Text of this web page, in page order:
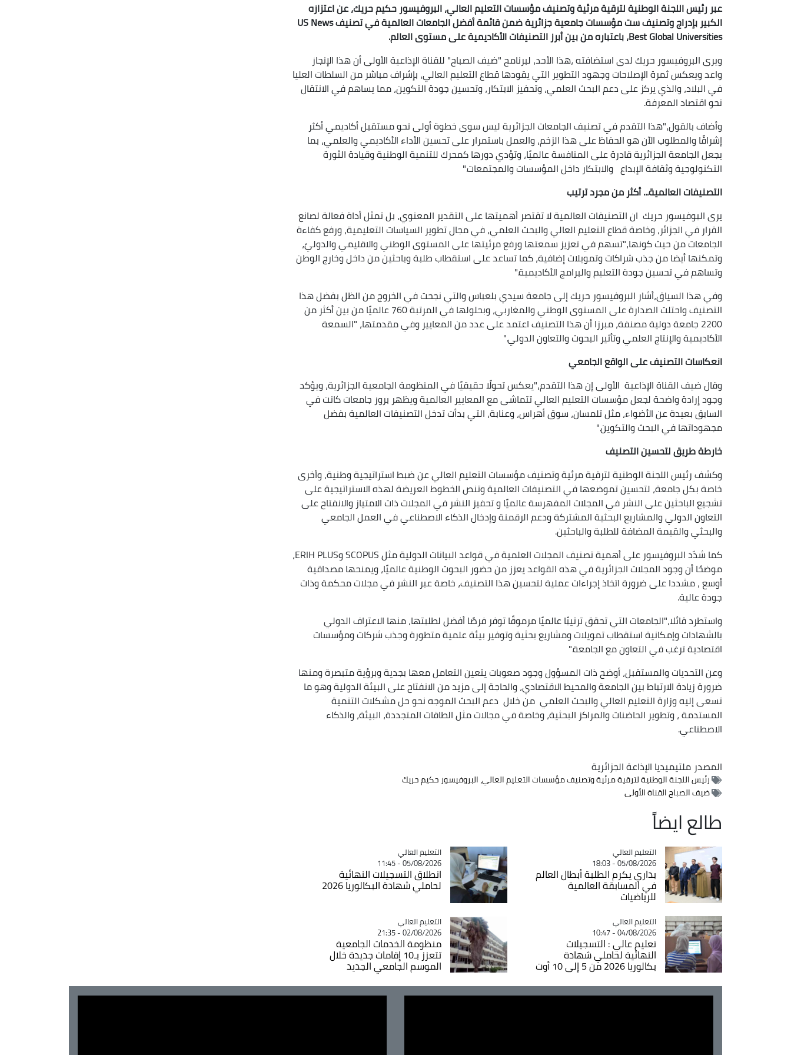
عبر رئيس اللجنة الوطنية لترقية مرئية وتصنيف مؤسسات التعليم العالي، البروفيسور حكيم حريك، عن اعتزازه
الكبير بإدراج وتصنيف ست مؤسسات جامعية جزائرية ضمن قائمة أفضل الجامعات العالمية في تصنيف US News
Best Global Universities، باعتباره من بين أبرز التصنيفات الأكاديمية على مستوى العالم.
ويرى البروفيسور حريك لدى استضافته ،هذا الأحد، لبرنامح "ضيف الصباح" للقناة الإذاعية الأولى أن هذا الإنجاز
واعد ويعكس ثمرة الإصلاحات وجهود التطوير التي يقودها قطاع التعليم العالي، بإشراف مباشر من السلطات العليا
في البلاد، والذي يركز على دعم البحث العلمي، وتحفيز الابتكار، وتحسين جودة التكوين، مما يساهم في الانتقال
نحو اقتصاد المعرفة.
وأضاف بالقول،"هذا التقدم في تصنيف الجامعات الجزائرية ليس سوى خطوة أولى نحو مستقبل أكاديمي أكثر
إشراقًا والمطلوب الآن هو الحفاظ على هذا الزخم، والعمل باستمرار على تحسين الأداء الأكاديمي والعلمي، بما
يجعل الجامعة الجزائرية قادرة على المنافسة عالميًا، وتؤدي دورها كمحرك للتنمية الوطنية وقيادة الثورة
التكنولوجية وثقافة الإبداع والابتكار داخل المؤسسات والمجتمعات."
التصنيفات العالمية... أكثر من مجرد ترتيب
يرى البوفيسور حريك ان التصنيفات العالمية لا تقتصر أهميتها على التقدير المعنوي، بل تمثل أداة فعالة لصانع
القرار في الجزائر، وخاصة قطاع التعليم العالي والبحث العلمي، في مجال تطوير السياسات التعليمية، ورفع كفاءة
الجامعات من حيث كونها،"تسهم في تعزيز سمعتها ورفع مرئيتها على المستوى الوطني والاقليمي والدوليً،
وتمكنها أيضا من جذب شراكات وتمويلات إضافية، كما تساعد على استقطاب طلبة وباحثين من داخل وخارج الوطن
وتساهم في تحسين جودة التعليم والبرامج الأكاديمية."
وفي هذا السياق،أشار البروفيسور حريك إلى جامعة سيدي بلعباس والتي نجحت في الخروج من الظل بفضل هذا
التصنيف واحتلت الصدارة على المستوى الوطني والمغاربي، وبحلولها في المرتبة 760 عالميًا من بين أكثر من
2200 جامعة دولية مصنفة، مبرزا أن هذا التصنيف اعتمد على عدد من المعايير وفي مقدمتها، "السمعة
الأكاديمية والإنتاج العلمي وتأثير البحوث والتعاون الدولي."
انعكاسات التصنيف على الواقع الجامعي
وقال ضيف القناة الإذاعية الأولى إن هذا التقدم،"يعكس تحولًا حقيقيًا في المنظومة الجامعية الجزائرية، ويؤكد
وجود إرادة واضحة لجعل مؤسسات التعليم العالي تتماشى مع المعايير العالمية ويظهر بروز جامعات كانت في
السابق بعيدة عن الأضواء، مثل تلمسان، سوق أهراس، وعنابة، التي بدأت تدخل التصنيفات العالمية بفضل
مجهوداتها في البحث والتكوين."
خارطة طريق لتحسين التصنيف
وكشف رئيس اللجنة الوطنية لترقية مرئية وتصنيف مؤسسات التعليم العالي عن ضبط استراتيجية وطنية، وأخرى
خاصة بكل جامعة، لتحسين تموضعها في التصنيفات العالمية وتنص الخطوط العريضة لهذه الاستراتيجية على
تشجيع الباحثين على النشر في المجلات المفهرسة عالميًا و تحفيز النشر في المجلات ذات الامتياز والانفتاح على
التعاون الدولي والمشاريع البحثية المشتركة ودعم الرقمنة وإدخال الذكاء الاصطناعي في العمل الجامعي
والبحثي والقيمة المضافة للطلبة والباحثين.
كما شدّد البروفيسور على أهمية تصنيف المجلات العلمية في قواعد البيانات الدولية مثل SCOPUS وERIH PLUS،
موضحًا أن وجود المجلات الجزائرية في هذه القواعد يعزز من حضور البحوث الوطنية عالميًا، ويمنحها مصداقية
أوسع ، مشددا على ضرورة اتخاذ إجراءات عملية لتحسين هذا التصنيف، خاصة عبر النشر في مجلات محكمة وذات
جودة عالية.
واستطرد قائلا،"الجامعات التي تحقق ترتيبًا عالميًا مرموقًا توفر فرصًا أفضل لطلبتها، منها الاعتراف الدولي
بالشهادات وإمكانية استقطاب تمويلات ومشاريع بحثية وتوفير بيئة علمية متطورة وجذب شركات ومؤسسات
اقتصادية ترغب في التعاون مع الجامعة."
وعن التحديات والمستقبل، أوضح ذات المسؤول وجود صعوبات يتعين التعامل معها بجدية وبرؤية متبصرة ومنها
ضرورة زيادة الارتباط بين الجامعة والمحيط الاقتصادي، والحاجة إلى مزيد من الانفتاح على البيئة الدولية وهو ما
تسعى إليه وزارة التعليم العالي والبحث العلمي من خلال دعم البحث الموجه نحو حل مشكلات التنمية
المستدمة ، وتطوير الحاضنات والمراكز البحثية، وخاصة في مجالات مثل الطاقات المتجددة، البيئة، والذكاء
الاصطناعي.
المصدر ملتيميديا الإذاعة الجزائرية
رئيس اللجنة الوطنية لترقية مرئية وتصنيف مؤسسات التعليم العالي، البروفيسور حكيم حريك
ضيف الصباح القناة الأولى
طالع ايضاً
Catégorie
التعليم العالي
05/08/2026 - 18:03
بداري يكرم الطلبة أبطال العالم
في المسابقة العالمية
للرياضيات
Catégorie
التعليم العالي
05/08/2026 - 11:45
انطلاق التسجيلات النهائية
لحاملي شهادة البكالوريا 2026
Catégorie
التعليم العالي
04/08/2026 - 10:47
تعليم عالي : التسجيلات
النهائية لحاملي شهادة
بكالوريا 2026 من 5 إلى 10 أوت
Catégorie
التعليم العالي
02/08/2026 - 21:35
منظومة الخدمات الجامعية
تتعزز بـ10 إقامات جديدة خلال
الموسم الجامعي الجديد